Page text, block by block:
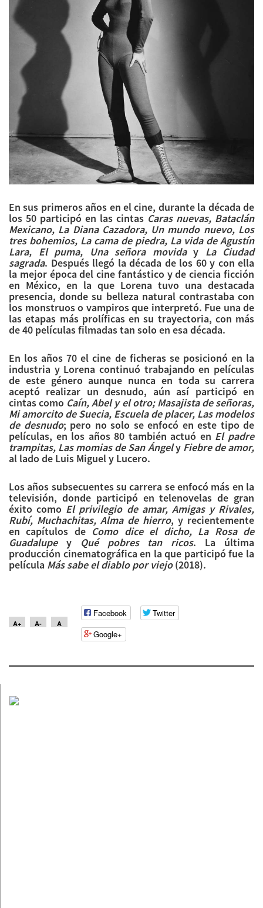
En sus primeros años en el cine, durante la década de
los 50 participó en las cintas Caras nuevas, Bataclán
Mexicano, La Diana Cazadora, Un mundo nuevo, Los
tres bohemios, La cama de piedra, La vida de Agustín
Lara, El puma, Una señora moviday La Ciudad
sagrada. Después llegó la década de los 60 y con ella
la mejor época del cine fantástico y de ciencia ficción
en México, en la que Lorena tuvo una destacada
presencia, donde su belleza natural contrastaba con
los monstruos o vampiros que interpretó. Fue una de
las etapas más prolíficas en su trayectoria, con más
de 40 películas filmadas tan solo en esa década.
En los años 70 el cine de ficheras se posicionó en la
industria y Lorena continuó trabajando en películas
de este género aunque nunca en toda su carrera
aceptó realizar un desnudo, aún así participó en
cintas como Caín, Abel y el otro; Masajista de señoras,
Mi amorcito de Suecia, Escuela de placer, Las modelos
de desnudo; pero no solo se enfocó en este tipo de
películas, en los años 80 también actuó en El padre
trampitas, Las momias de San Ángely Fiebre de amor,
al lado de Luis Miguel y Lucero.
Los años subsecuentes su carrera se enfocó más en la
televisión, donde participó en telenovelas de gran
éxito como El privilegio de amar, Amigas y Rivales,
Rubí, Muchachitas, Alma de hierro, y recientemente
en capítulos de Como dice el dicho, La Rosa de
Guadalupey Qué pobres tan ricos. La última
producción cinematográfica en la que participó fue la
película Más sabe el diablo por viejo(2018).
A+ A- A
Facebook
Twitter
Google+